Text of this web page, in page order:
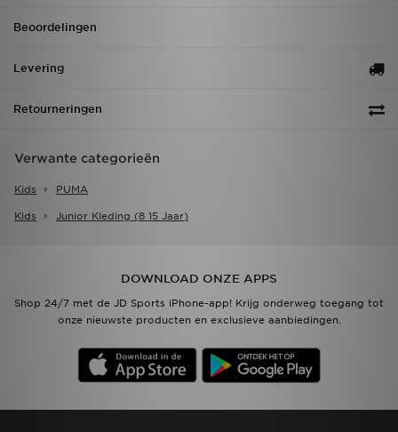
Beoordelingen
Levering
Retourneringen
Verwante categorieën
Kids PUMA
Kids Junior Kleding (8 15 Jaar)
DOWNLOAD ONZE APPS
Shop 24/7 met de JD Sports iPhone-app! Krijg onderweg toegang tot
onze nieuwste producten en exclusieve aanbiedingen.